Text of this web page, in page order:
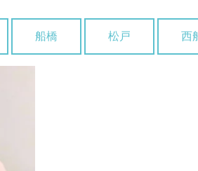
船橋 松戸 西